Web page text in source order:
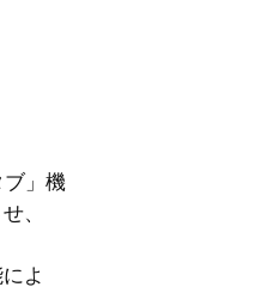
」機
、
よ